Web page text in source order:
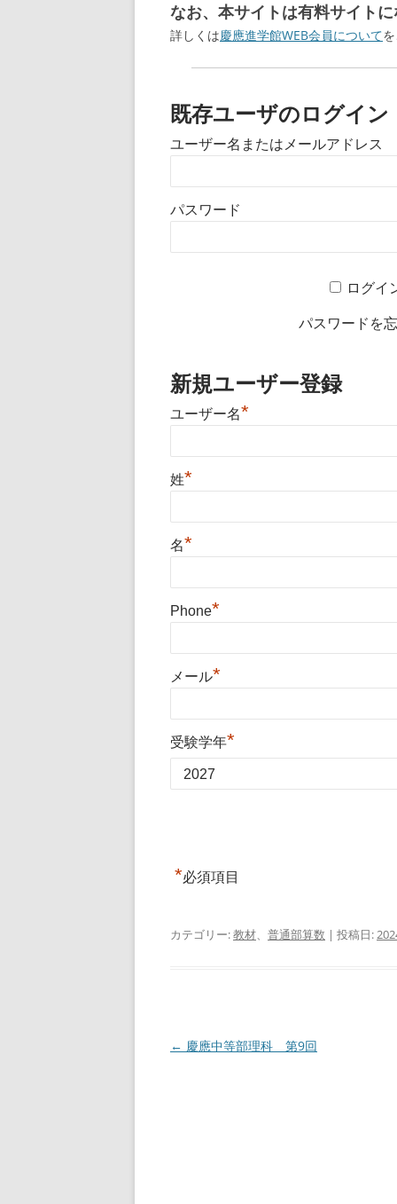
なお、本サイトは有料サイト
詳しくは慶應進学館WEB会員について
既存ユーザのログイン
ユーザー名またはメールアドレス
パスワード
ログイ
パスワードを
新規ユーザー登録
ユーザー名*
姓*
名*
Phone*
メール*
受験学年*
*必須項目
カテゴリー:教材、 普通部算数 | 投稿日:
投
← 慶應中等部理科 第9回